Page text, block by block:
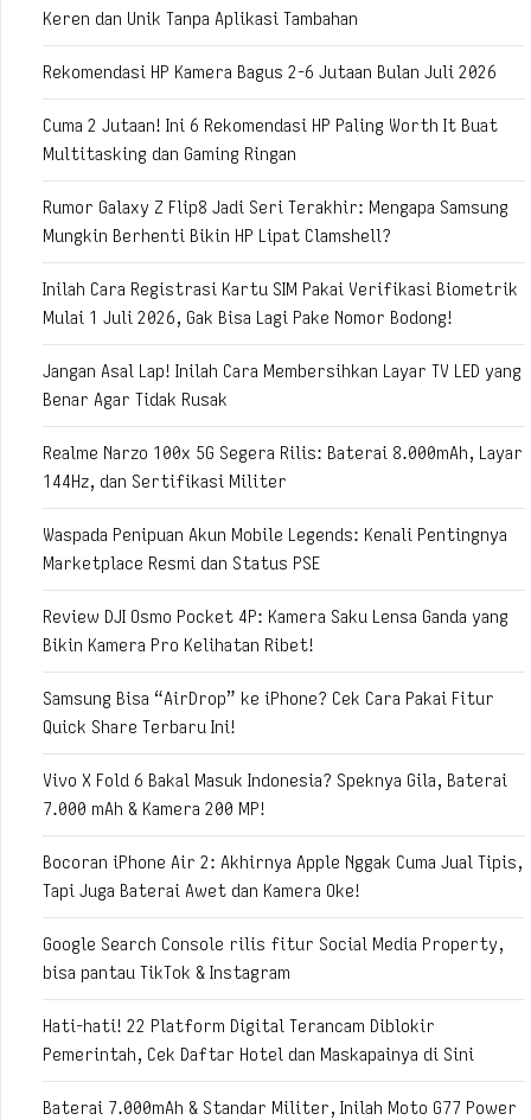
Keren dan Unik Tanpa Aplikasi Tambahan
Rekomendasi HP Kamera Bagus 2-6 Jutaan Bulan Juli 2026
Cuma 2 Jutaan! Ini 6 Rekomendasi HP Paling Worth It Buat
Multitasking dan Gaming Ringan
Rumor Galaxy Z Flip8 Jadi Seri Terakhir: Mengapa Samsung
Mungkin Berhenti Bikin HP Lipat Clamshell?
Inilah Cara Registrasi Kartu SIM Pakai Verifikasi Biometrik
Mulai 1 Juli 2026, Gak Bisa Lagi Pake Nomor Bodong!
Jangan Asal Lap! Inilah Cara Membersihkan Layar TV LED yang
Benar Agar Tidak Rusak
Realme Narzo 100x 5G Segera Rilis: Baterai 8.000mAh, Layar
144Hz, dan Sertifikasi Militer
Waspada Penipuan Akun Mobile Legends: Kenali Pentingnya
Marketplace Resmi dan Status PSE
Review DJI Osmo Pocket 4P: Kamera Saku Lensa Ganda yang
Bikin Kamera Pro Kelihatan Ribet!
Samsung Bisa “AirDrop” ke iPhone? Cek Cara Pakai Fitur
Quick Share Terbaru Ini!
Vivo X Fold 6 Bakal Masuk Indonesia? Speknya Gila, Baterai
7.000 mAh & Kamera 200 MP!
Bocoran iPhone Air 2: Akhirnya Apple Nggak Cuma Jual Tipis,
Tapi Juga Baterai Awet dan Kamera Oke!
Google Search Console rilis fitur Social Media Property,
bisa pantau TikTok & Instagram
Hati-hati! 22 Platform Digital Terancam Diblokir
Pemerintah, Cek Daftar Hotel dan Maskapainya di Sini
Baterai 7.000mAh & Standar Militer, Inilah Moto G77 Power